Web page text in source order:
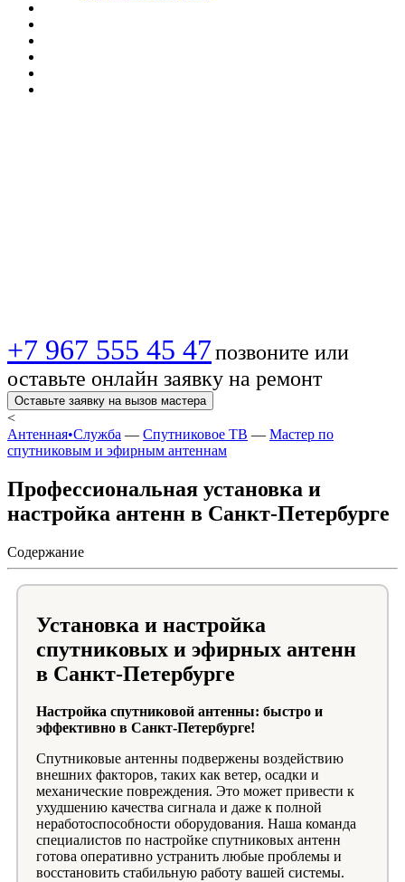
+7 967 555 45 47позвоните или
оставьте онлайн заявку на ремонт
Оставьте заявку на вызов мастера
<
Антенная•Служба — Спутниковое ТВ — Мастер по
спутниковым и эфирным антеннам
Профессиональная установка и
настройка антенн в Санкт-Петербурге
Содержание
Установка и настройка
спутниковых и эфирных антенн
в Санкт-Петербурге
Настройка спутниковой антенны: быстро и
эффективно в Санкт-Петербурге!
Спутниковые антенны подвержены воздействию
внешних факторов, таких как ветер, осадки и
механические повреждения. Это может привести к
ухудшению качества сигнала и даже к полной
неработоспособности оборудования. Наша команда
специалистов по настройке спутниковых антенн
готова оперативно устранить любые проблемы и
восстановить стабильную работу вашей системы.